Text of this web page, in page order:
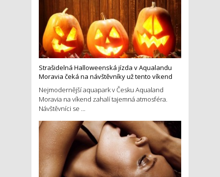
Strašidelná Halloweenská jízda v Aqualandu
Moravia čeká na návštěvníky už tento víkend
Nejmodernější aquapark v Česku Aqualand
Moravia na víkend zahalí tajemná atmosféra.
Návštěvníci se ...